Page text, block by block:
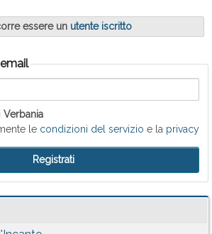
essere un utente iscritto
Verbania
le condizioni del servizio e la privacy